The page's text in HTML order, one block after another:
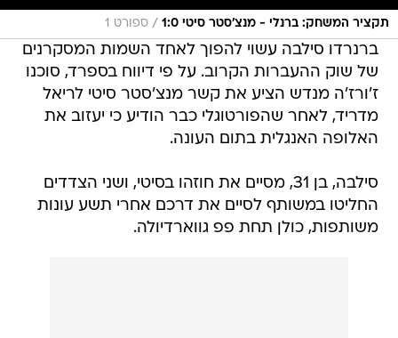
תקציר המשחק: ברנלי - מנצ'סטר סיטי 1:0 / ספורט 1
ברנרדו סילבה עשוי להפוך לאחד השמות המסקרנים
של שוק ההעברות הקרוב. על פי דיווח בספרד, סוכנו
ז'ורז'ה מנדש הציע את קשר מנצ'סטר סיטי לריאל
מדריד, לאחר שהפורטוגלי כבר הודיע כי יעזוב את
האלופה האנגלית בתום העונה.
סילבה, בן 31, מסיים את חוזהו בסיטי, ושני הצדדים
החליטו במשותף לסיים את דרכם אחרי תשע עונות
משותפות, כולן תחת פפ גווארדיולה.